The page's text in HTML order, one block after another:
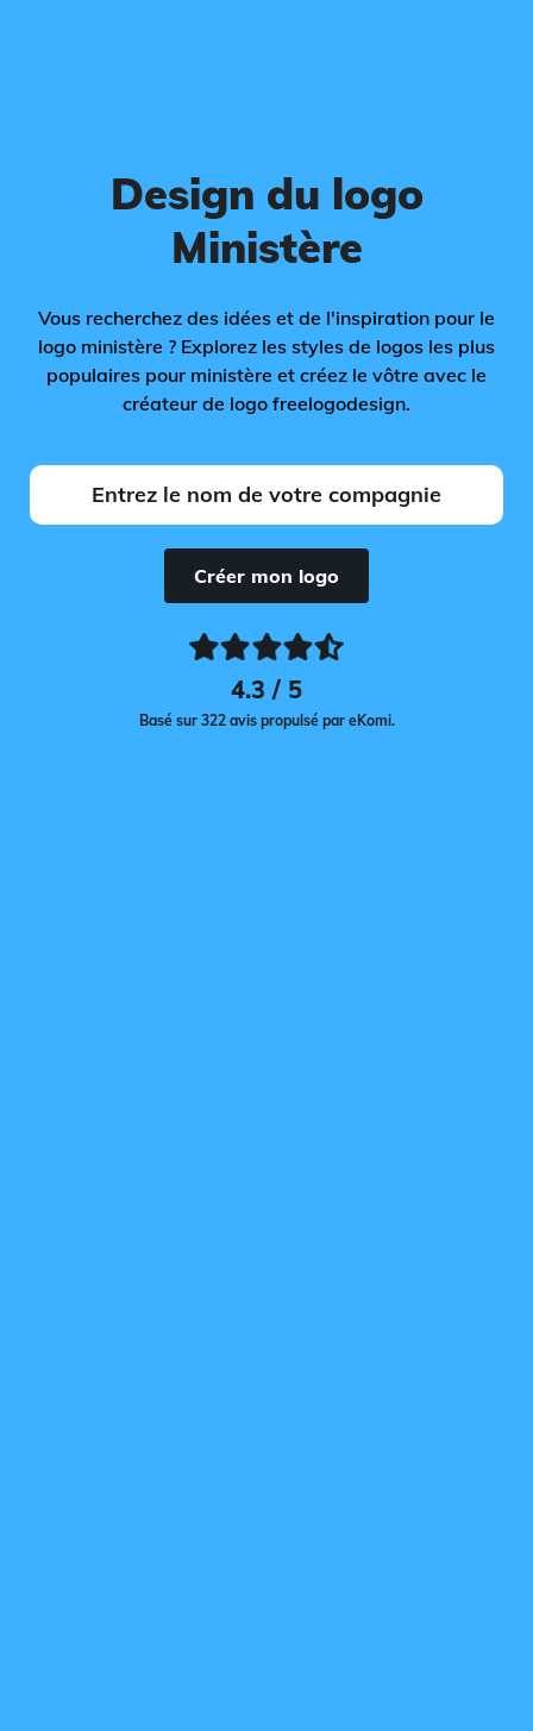
Design du logo
Ministère
Vous recherchez des idées et de l'inspiration pour le
logo ministère ? Explorez les styles de logos les plus
populaires pour ministère et créez le vôtre avec le
créateur de logo freelogodesign.
Créer mon logo
4.3 / 5
Basé sur 322 avis propulsé par eKomi.